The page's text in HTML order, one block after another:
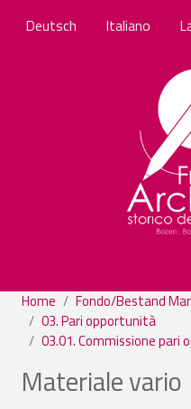
Deutsch Italiano
Home
Fondo/Bestand
03. Pari opportunità
03.01. Commissione pari
Materiale vario